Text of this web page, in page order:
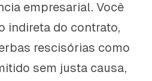
empresarial. Você
indireta do contrato,
rescisórias como
sem justa causa,